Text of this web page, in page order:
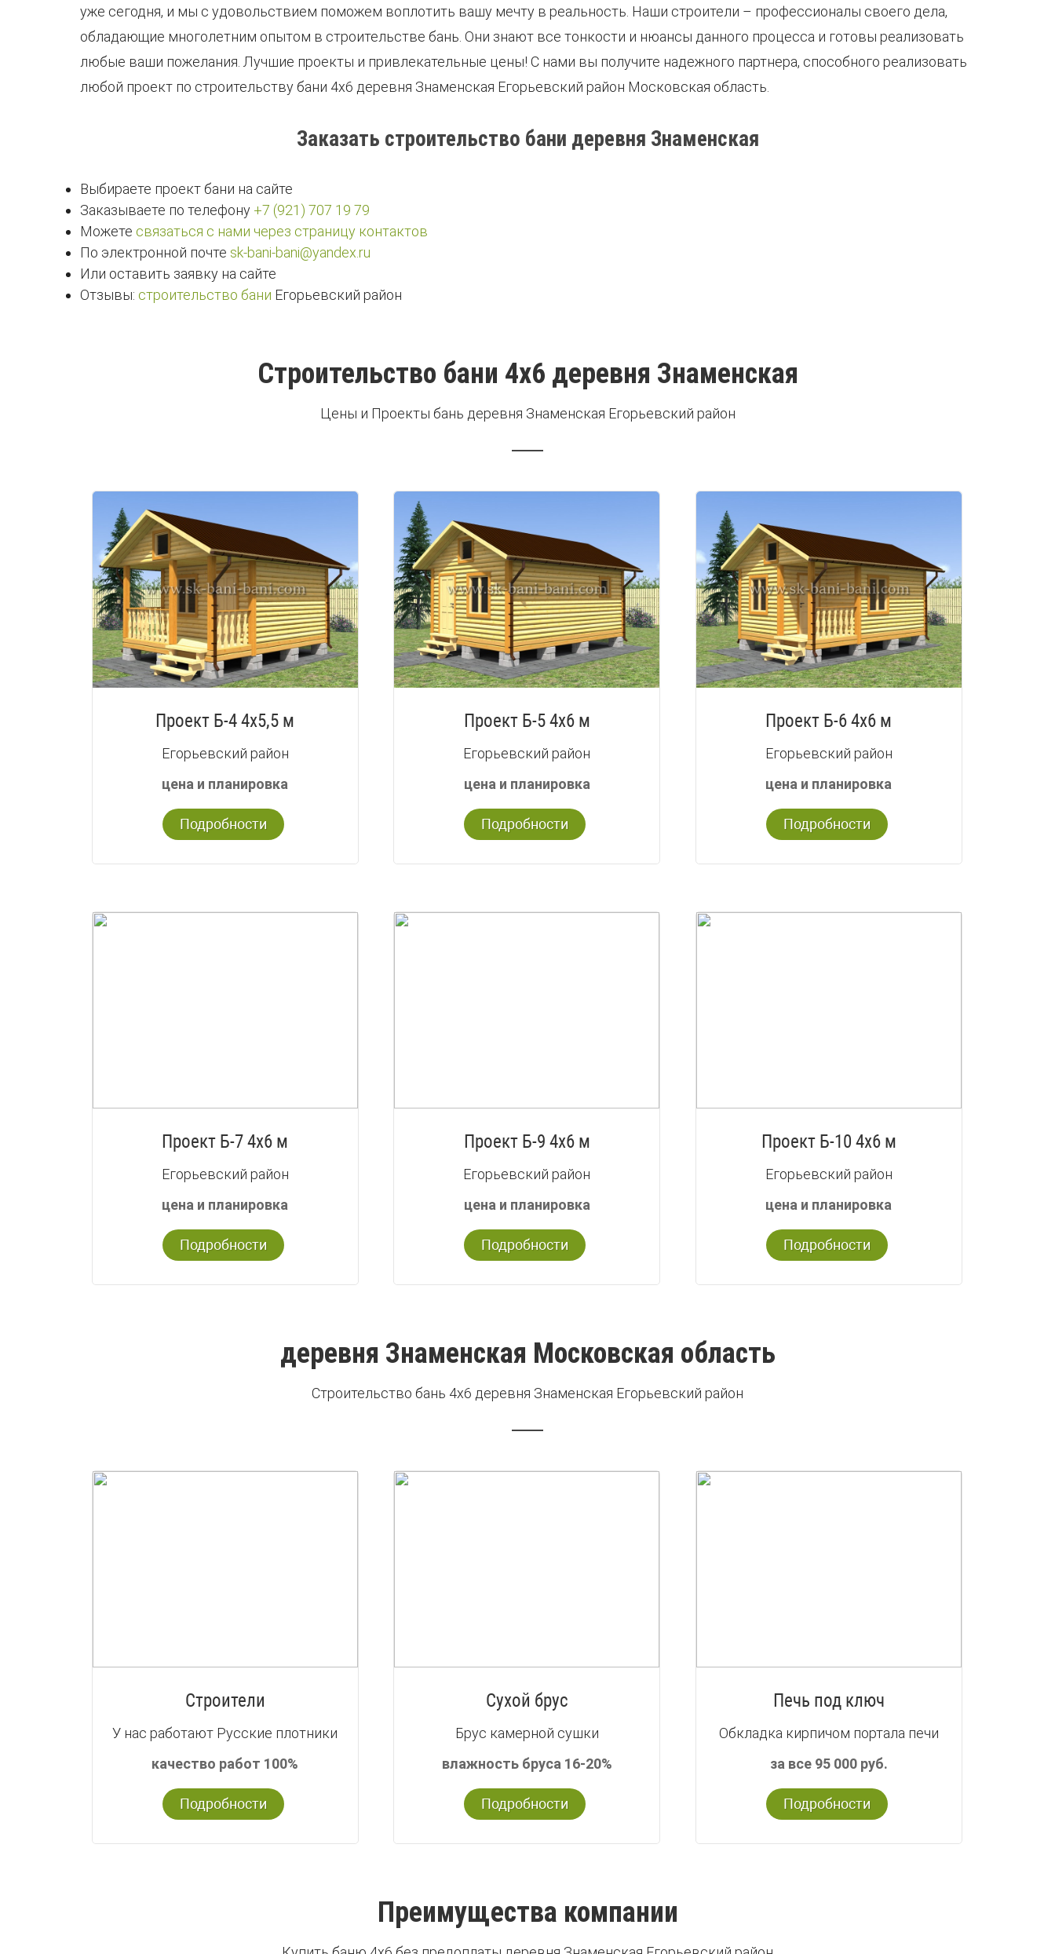
уже сегодня, и мы с удовольствием поможем воплотить вашу мечту в реальность. Наши строители – профессионалы своего дела,
обладающие многолетним опытом в строительстве бань. Они знают все тонкости и нюансы данного процесса и готовы реализовать
любые ваши пожелания. Лучшие проекты и привлекательные цены! С нами вы получите надежного партнера, способного реализовать
любой проект по строительству бани 4х6 деревня Знаменская Егорьевский район Московская область.
Заказать строительство бани деревня Знаменская
Выбираете проект бани на сайте
Заказываете по телефону +7 (921) 707 19 79
Можете связаться с нами через страницу контактов
По электронной почте sk-bani-bani@yandex.ru
Или оставить заявку на сайте
Отзывы: строительство бани Егорьевский район
Строительство бани 4х6 деревня Знаменская
Цены и Проекты бань деревня Знаменская Егорьевский район
Проект Б-4 4х5,5 м
Егорьевский район
цена и планировка
Подробности
Проект Б-5 4х6 м
Егорьевский район
цена и планировка
Подробности
Проект Б-6 4х6 м
Егорьевский район
цена и планировка
Подробности
Проект Б-7 4х6 м
Егорьевский район
цена и планировка
Подробности
Проект Б-9 4х6 м
Егорьевский район
цена и планировка
Подробности
Проект Б-10 4х6 м
Егорьевский район
цена и планировка
Подробности
деревня Знаменская Московская область
Строительство бань 4х6 деревня Знаменская Егорьевский район
Строители
У нас работают Русские плотники
качество работ 100%
Подробности
Сухой брус
Брус камерной сушки
влажность бруса 16-20%
Подробности
Печь под ключ
Обкладка кирпичом портала печи
за все 95 000 руб.
Подробности
Преимущества компании